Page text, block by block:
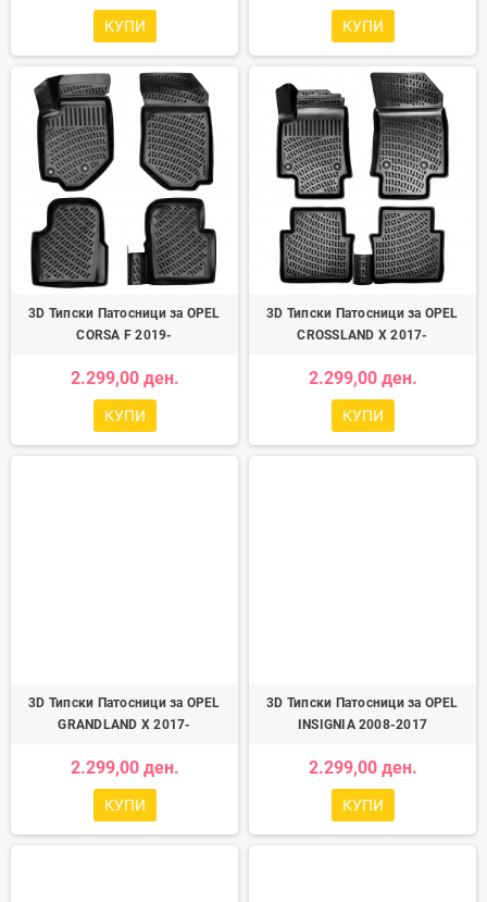
КУПИ КУПИ
3D Типски Патосници за OPEL
CORSA F 2019-
2.299,00 ден.
КУПИ
3D Типски Патосници за OPEL
CROSSLAND X 2017-
2.299,00 ден.
КУПИ
3D Типски Патосници за OPEL
GRANDLAND X 2017-
2.299,00 ден.
КУПИ
3D Типски Патосници за OPEL
INSIGNIA 2008-2017
2.299,00 ден.
КУПИ